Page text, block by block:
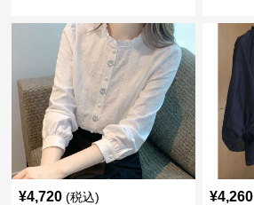
¥4,720 (税込) ¥4,260